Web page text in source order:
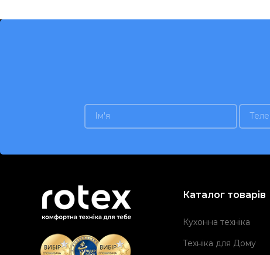
Каталог товарів
Кухонна техніка
Техніка для Дому